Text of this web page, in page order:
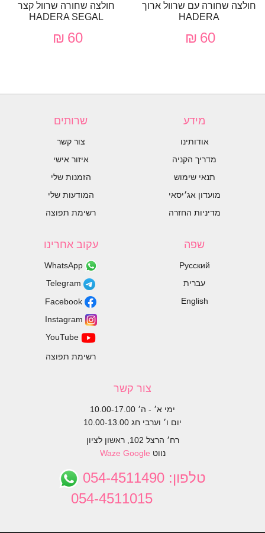
חולצה שחורה עם שרוול ארוך
HADERA
60 ₪
חולצה שחורה שרוול קצר
HADERA SEGAL
60 ₪
מידע
אודותינו
מדריך הקניה
תנאי שימוש
מועדון אג׳יסאי
מדיניות החזרה
שרותים
צור קשר
איזור אישי
הזמנות שלי
המודעות שלי
רשימת תפוצה
שפה
Русский
עברית
English
עקוב אחרינו
רשימת תפוצה
צור קשר
ימי א׳ - ה׳ 10.00-17.00
יום ו׳ וערבי חג 10.00-13.00
רח׳ הרצל 102, ראשון לציון
נווט
Waze Google
טלפון: 054-4511490
054-4511015